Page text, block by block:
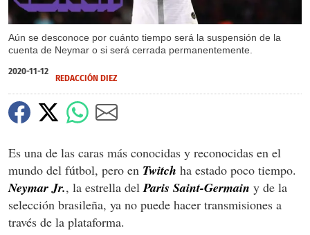
Aún se desconoce por cuánto tiempo será la suspensión de la
cuenta de Neymar o si será cerrada permanentemente.
2020-11-12
REDACCIÓN DIEZ
Es una de las caras más conocidas y reconocidas en el
mundo del fútbol, pero en Twitch ha estado poco tiempo.
Neymar Jr., la estrella delParis Saint-Germain y de la
selección brasileña, ya no puede hacer transmisiones a
través de la plataforma.